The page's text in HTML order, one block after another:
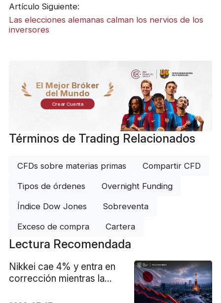
Artículo Siguiente:
Las elecciones alemanas calman los nervios de los
inversores
El Mejor Bróker
del Mundo
Crear Cuenta
Términos de Trading Relacionados
CFDs sobre materias primas Compartir CFD
Tipos de órdenes Overnight Funding
Índice Dow Jones Sobreventa
Exceso de compra Cartera
Lectura Recomendada
Nikkei cae 4% y entra en
corrección mientras la